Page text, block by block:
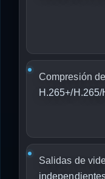
Compresión
H.265+/
Salidas de